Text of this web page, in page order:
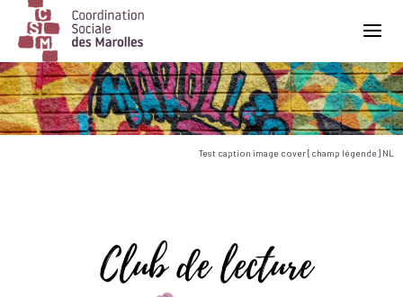
Main Navigation
Test caption image cover [champ légende] NL